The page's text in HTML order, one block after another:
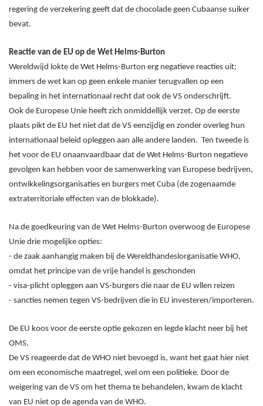
regering de verzekering geeft dat de chocolade geen Cubaanse suiker
bevat.
Reactie van de EU op de Wet Helms-Burton
Wereldwijd lokte de Wet Helms-Burton erg negatieve reacties uit;
immers de wet kan op geen enkele manier terugvallen op een
bepaling in het internationaal recht dat ook de VS onderschrijft.
Ook de Europese Unie heeft zich onmiddellijk verzet. Op de eerste
plaats pikt de EU het niet dat de VS eenzijdig en zonder overleg hun
internationaal beleid opleggen aan alle andere landen. Ten tweede is
het voor de EU onaanvaardbaar dat de Wet Helms-Burton negatieve
gevolgen kan hebben voor de samenwerking van Europese bedrijven,
ontwikkelingsorganisaties en burgers met Cuba (de zogenaamde
extraterritoriale effecten van de blokkade).
Na de goedkeuring van de Wet Helms-Burton overwoog de Europese
Unie drie mogelijke opties:
- de zaak aanhangig maken bij de Wereldhandeslorganisatie WHO,
omdat het principe van de vrije handel is geschonden
- visa-plicht opleggen aan VS-burgers die naar de EU wllen reizen
- sancties nemen tegen VS-bedrijven die in EU investeren/importeren.
De EU koos voor de eerste optie gekozen en legde klacht neer bij het
OMS.
De VS reageerde dat de WHO niet bevoegd is, want het gaat hier niet
om een economische maatregel, wel om een politieke. Door de
weigering van de VS om het thema te behandelen, kwam de klacht
van EU niet op de agenda van de WHO.